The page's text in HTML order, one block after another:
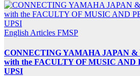
English Articles FMSP
CONNECTING YAMAHA JAPAN
with the FACULTY OF MUSIC AND
UPSI